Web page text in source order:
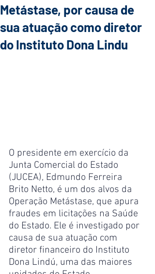
Metástase, por causa de
sua atuação como diretor
do Instituto Dona Lindu
O presidente em exercício da
Junta Comercial do Estado
(JUCEA), Edmundo Ferreira
Brito Netto, é um dos alvos da
Operação Metástase, que apura
fraudes em licitações na Saúde
do Estado. Ele é investigado por
causa de sua atuação com
diretor financeiro do Instituto
Dona Lindú, uma das maiores